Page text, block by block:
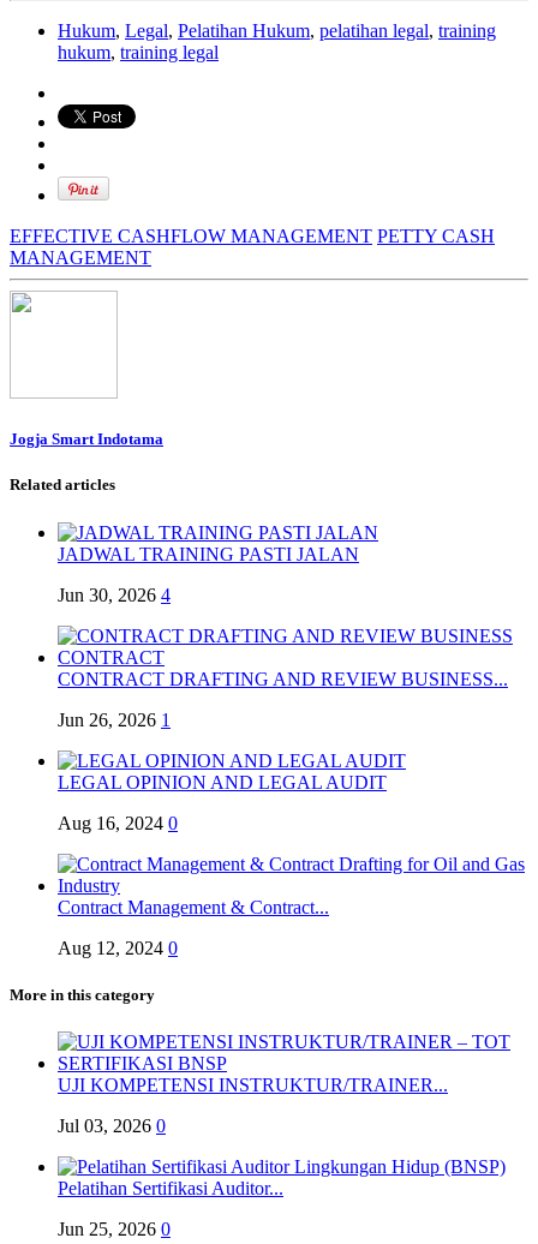
Hukum, Legal, Pelatihan Hukum, pelatihan legal, training
hukum, training legal
EFFECTIVE CASHFLOW MANAGEMENT PETTY CASH
MANAGEMENT
Jogja Smart Indotama
Related articles
JADWAL TRAINING PASTI JALAN
Jun 30, 2026 4
CONTRACT DRAFTING AND REVIEW BUSINESS...
Jun 26, 2026 1
LEGAL OPINION AND LEGAL AUDIT
Aug 16, 2024 0
Contract Management & Contract...
Aug 12, 2024 0
More in this category
UJI KOMPETENSI INSTRUKTUR/TRAINER...
Jul 03, 2026 0
Pelatihan Sertifikasi Auditor...
Jun 25, 2026 0